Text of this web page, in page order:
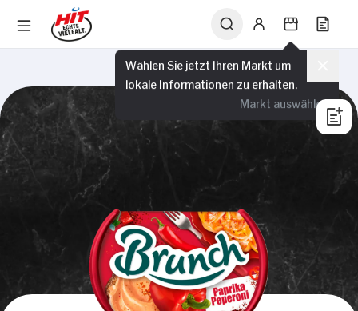
Wählen Sie jetzt Ihren Markt um
lokale Informationen zu erhalten.
Markt auswählen